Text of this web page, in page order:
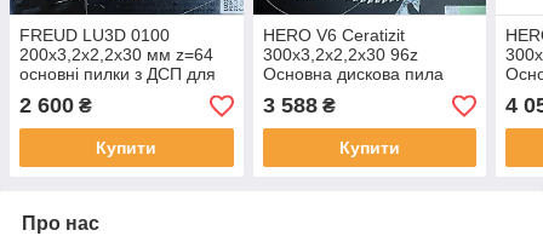
FREUD LU3D 0100
200х3,2х2,2х30 мм z=64
основні пилки з ДСП для
форматно-розкрійних
верстатів
2 600 ₴
Купити
HERO V6 Ceratizit
300х3,2х2,2х30 96z
Основна дискова пила
для ДСП
3 588₴
Купити
4
Про нас